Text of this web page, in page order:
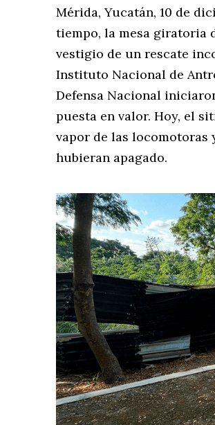
Mérida, Yucatán, 10 de
tiempo, la mesa giratoria
vestigio de un rescate
Instituto Nacional de
Defensa Nacional
puesta en valor. Hoy, el
vapor de las locomotoras
hubieran apagado.